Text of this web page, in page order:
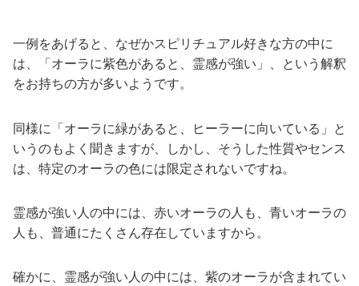
一例をあげると、なぜかスピリチュアル好きな方の中に
は、「オーラに紫色があると、霊感が強い」、という解釈
をお持ちの方が多いようです。
同様に「オーラに緑があると、ヒーラーに向いている」と
いうのもよく聞きますが、しかし、そうした性質やセンス
は、特定のオーラの色には限定されないですね。
霊感が強い人の中には、赤いオーラの人も、青いオーラの
人も、普通にたくさん存在していますから。
確かに、霊感が強い人の中には、紫のオーラが含まれてい